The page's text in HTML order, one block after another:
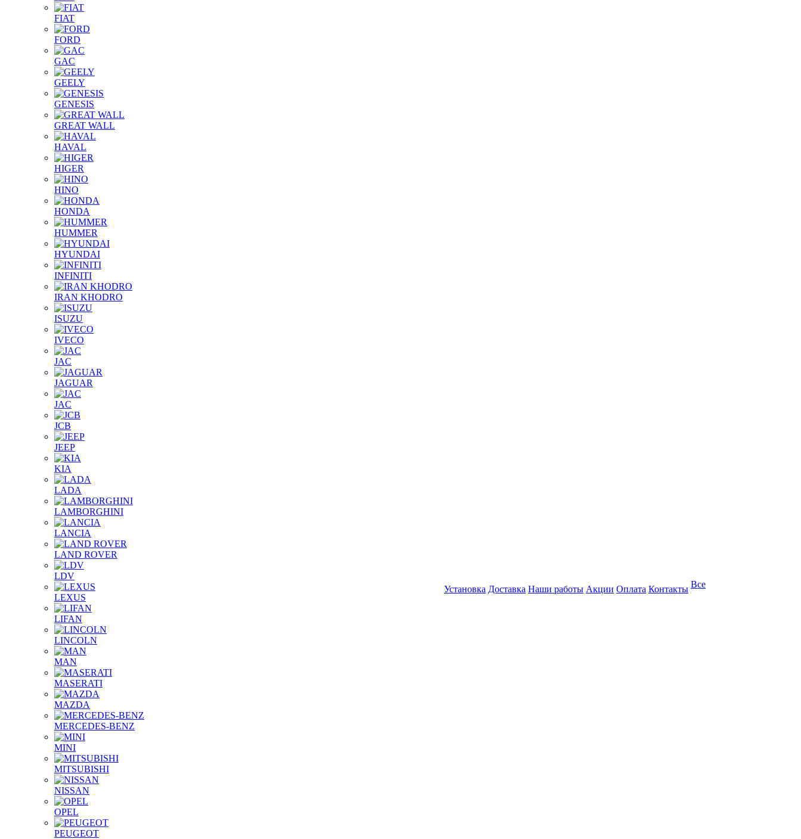
FIAT
FORD
GAC
GEELY
GENESIS
GREAT WALL
HAVAL
HIGER
HINO
HONDA
HUMMER
HYUNDAI
INFINITI
IRAN KHODRO
ISUZU
IVECO
JAC
JAGUAR
JAС
JCB
JEEP
KIA
LADA
LAMBORGHINI
LANCIA
LAND ROVER
LDV
LEXUS
LIFAN
LINCOLN
MAN
MASERATI
MAZDA
MERCEDES-BENZ
MINI
MITSUBISHI
NISSAN
OPEL
PEUGEOT
Установка Доставка Наши работы Акции Оплата Контакты Все